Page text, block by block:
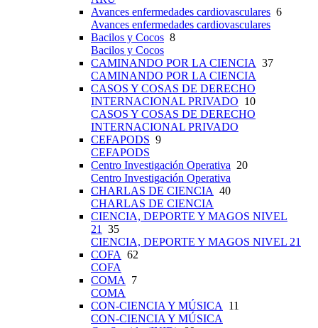
Avances enfermedades cardiovasculares 6
Avances enfermedades cardiovasculares
Bacilos y Cocos 8
Bacilos y Cocos
CAMINANDO POR LA CIENCIA 37
CAMINANDO POR LA CIENCIA
CASOS Y COSAS DE DERECHO
INTERNACIONAL PRIVADO 10
CASOS Y COSAS DE DERECHO
INTERNACIONAL PRIVADO
CEFAPODS 9
CEFAPODS
Centro Investigación Operativa 20
Centro Investigación Operativa
CHARLAS DE CIENCIA 40
CHARLAS DE CIENCIA
CIENCIA, DEPORTE Y MAGOS NIVEL
21 35
CIENCIA, DEPORTE Y MAGOS NIVEL 21
COFA 62
COFA
COMA 7
COMA
CON-CIENCIA Y MÚSICA 11
CON-CIENCIA Y MÚSICA